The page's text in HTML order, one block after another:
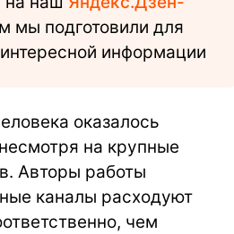
мы подготовили для
информации
оказалось
на крупные
Авторы работы
каналы расходуют
чем